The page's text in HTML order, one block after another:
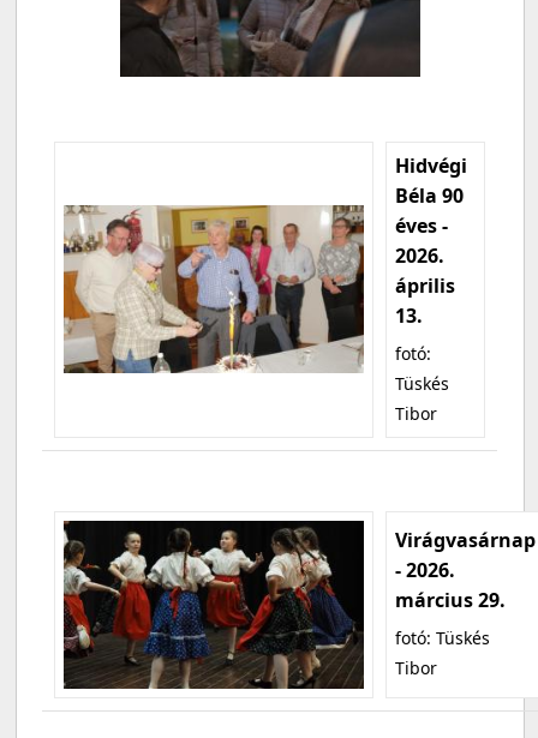
Hidvégi
Béla 90
éves -
2026.
április
13.
fotó:
Tüskés
Tibor
Virágvasárnap
- 2026.
március 29.
fotó: Tüskés
Tibor